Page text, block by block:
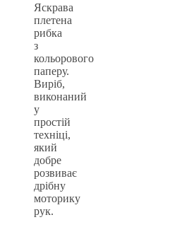
Яскрава
плетена
рибка
з
кольорового
паперу.
Виріб,
виконаний
у
простій
техніці,
який
добре
розвиває
дрібну
моторику
рук.